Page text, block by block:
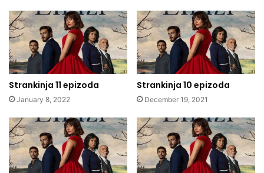
Strankinja 11 epizoda
January 8, 2022
Strankinja 10 epizoda
December 19, 2021